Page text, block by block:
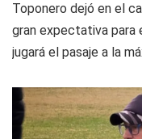
Toponero dejó en el
gran expectativa para
jugará el pasaje a la